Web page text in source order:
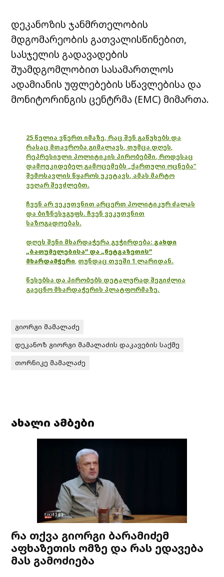
დეკანოზის ჯანმრთელობის
მდგომარეობის გათვალისწინებით,
სასჯელის გადავადების
შუამდგომლობით სასამართლოს
ადამიანის უფლებების სწავლებისა და
მონიტორინგის ცენტრმა (EMC) მიმართა.
25 წელია ვწერთ იმაზე, რაც შენ გაწუხებს და
რასაც მთავრობა გიმალავს, თუმცა დღეს,
რეპრესიული პოლიტიკის პირობებში, როდესაც
დამოუკიდებელ გამოცემებს „ქართული ოცნება“
შემოსავლის წყაროს უკეტავს, ამას მარტო
ვეღარ შევძლებთ.
ჩვენ არ ვეკუთვნით არცერთ პოლიტიკურ ძალას
და ბიზნესჯგუფს. ჩვენ ვეკუთვნით
საზოგადოებას.
დღეს შენი მხარდაჭერა გვჭირდება: გახდი
„ბათუმელებისა“ და „ნეტგაზეთის“
მხარდამჭერი, თუნდაც თვეში 1 ლარიდან.
წესებსა და პირობებს დეტალურად შეგიძლია
გაეცნო მხარდაჭერის პლატფორმაზე.
გიორგი მამალაძე
დეკანოზ გიორგი მამალაძის დაკავების საქმე
თორნიკე მამალაძე
ახალი ამბები
რა თქვა გიორგი ბარამიძემ
აფხაზეთის ომზე და რას ედავება
მას გამოძიება